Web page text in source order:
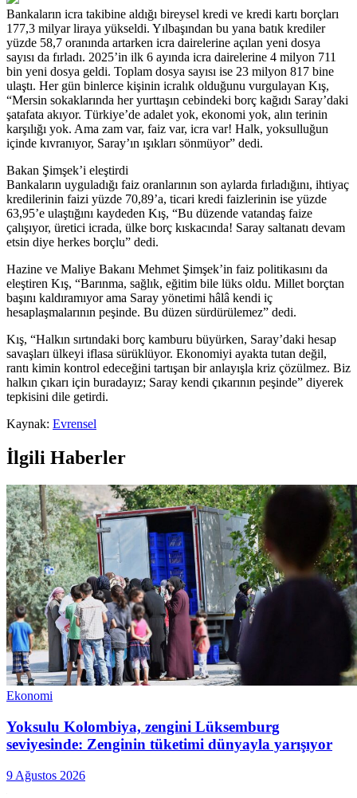
Bankaların icra takibine aldığı bireysel kredi ve kredi kartı borçları
177,3 milyar liraya yükseldi. Yılbaşından bu yana batık krediler
yüzde 58,7 oranında artarken icra dairelerine açılan yeni dosya
sayısı da fırladı. 2025’in ilk 6 ayında icra dairelerine 4 milyon 711
bin yeni dosya geldi. Toplam dosya sayısı ise 23 milyon 817 bine
ulaştı. Her gün binlerce kişinin icralık olduğunu vurgulayan Kış,
“Mersin sokaklarında her yurttaşın cebindeki borç kağıdı Saray’daki
şatafata akıyor. Türkiye’de adalet yok, ekonomi yok, alın terinin
karşılığı yok. Ama zam var, faiz var, icra var! Halk, yoksulluğun
içinde kıvranıyor, Saray’ın ışıkları sönmüyor” dedi.
Bakan Şimşek’i eleştirdi
Bankaların uyguladığı faiz oranlarının son aylarda fırladığını, ihtiyaç
kredilerinin faizi yüzde 70,89’a, ticari kredi faizlerinin ise yüzde
63,95’e ulaştığını kaydeden Kış, “Bu düzende vatandaş faize
çalışıyor, üretici icrada, ülke borç kıskacında! Saray saltanatı devam
etsin diye herkes borçlu” dedi.
Hazine ve Maliye Bakanı Mehmet Şimşek’in faiz politikasını da
eleştiren Kış, “Barınma, sağlık, eğitim bile lüks oldu. Millet borçtan
başını kaldıramıyor ama Saray yönetimi hâlâ kendi iç
hesaplaşmalarının peşinde. Bu düzen sürdürülemez” dedi.
Kış, “Halkın sırtındaki borç kamburu büyürken, Saray’daki hesap
savaşları ülkeyi iflasa sürüklüyor. Ekonomiyi ayakta tutan değil,
rantı kimin kontrol edeceğini tartışan bir anlayışla kriz çözülmez. Biz
halkın çıkarı için buradayız; Saray kendi çıkarının peşinde” diyerek
tepkisini dile getirdi.
Kaynak: Evrensel
İlgili Haberler
Ekonomi
Yoksulu Kolombiya, zengini Lüksemburg
seviyesinde: Zenginin tüketimi dünyayla yarışıyor
9 Ağustos 2026